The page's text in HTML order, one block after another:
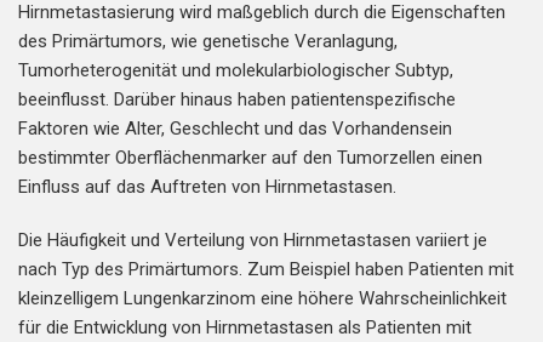
Hirnmetastasierung wird maßgeblich durch die Eigenschaften
des Primärtumors, wie genetische Veranlagung,
Tumorheterogenität und molekularbiologischer Subtyp,
beeinflusst. Darüber hinaus haben patientenspezifische
Faktoren wie Alter, Geschlecht und das Vorhandensein
bestimmter Oberflächenmarker auf den Tumorzellen einen
Einfluss auf das Auftreten von Hirnmetastasen.
Die Häufigkeit und Verteilung von Hirnmetastasen variiert je
nach Typ des Primärtumors. Zum Beispiel haben Patienten mit
kleinzelligem Lungenkarzinom eine höhere Wahrscheinlichkeit
für die Entwicklung von Hirnmetastasen als Patienten mit